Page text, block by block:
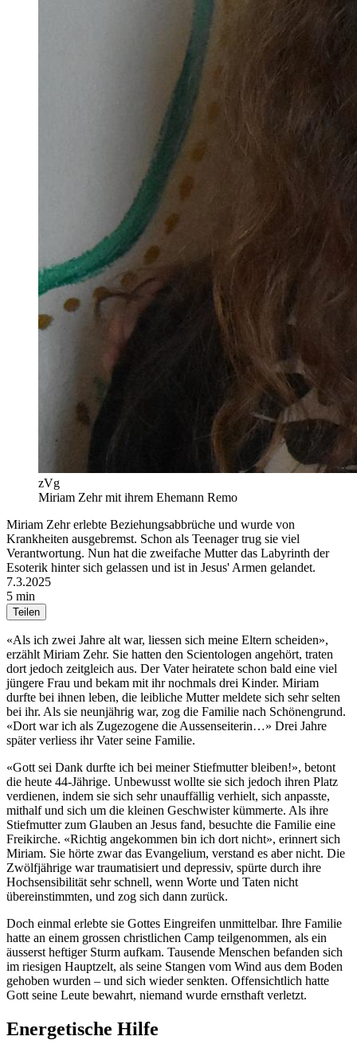
zVg
Miriam Zehr mit ihrem Ehemann Remo
Miriam Zehr erlebte Beziehungsabbrüche und wurde von
Krankheiten ausgebremst. Schon als Teenager trug sie viel
Verantwortung. Nun hat die zweifache Mutter das Labyrinth der
Esoterik hinter sich gelassen und ist in Jesus' Armen gelandet.
7.3.2025
5 min
Teilen
«Als ich zwei Jahre alt war, liessen sich meine Eltern scheiden»,
erzählt Miriam Zehr. Sie hatten den Scientologen angehört, traten
dort jedoch zeitgleich aus. Der Vater heiratete schon bald eine viel
jüngere Frau und bekam mit ihr nochmals drei Kinder. Miriam
durfte bei ihnen leben, die leibliche Mutter meldete sich sehr selten
bei ihr. Als sie neunjährig war, zog die Familie nach Schönengrund.
«Dort war ich als Zugezogene die Aussenseiterin…» Drei Jahre
später verliess ihr Vater seine Familie.
«Gott sei Dank durfte ich bei meiner Stiefmutter bleiben!», betont
die heute 44-Jährige. Unbewusst wollte sie sich jedoch ihren Platz
verdienen, indem sie sich sehr unauffällig verhielt, sich anpasste,
mithalf und sich um die kleinen Geschwister kümmerte. Als ihre
Stiefmutter zum Glauben an Jesus fand, besuchte die Familie eine
Freikirche. «Richtig angekommen bin ich dort nicht», erinnert sich
Miriam. Sie hörte zwar das Evangelium, verstand es aber nicht. Die
Zwölfjährige war traumatisiert und depressiv, spürte durch ihre
Hochsensibilität sehr schnell, wenn Worte und Taten nicht
übereinstimmten, und zog sich dann zurück.
Doch einmal erlebte sie Gottes Eingreifen unmittelbar. Ihre Familie
hatte an einem grossen christlichen Camp teilgenommen, als ein
äusserst heftiger Sturm aufkam. Tausende Menschen befanden sich
im riesigen Hauptzelt, als seine Stangen vom Wind aus dem Boden
gehoben wurden – und sich wieder senkten. Offensichtlich hatte
Gott seine Leute bewahrt, niemand wurde ernsthaft verletzt.
Energetische Hilfe